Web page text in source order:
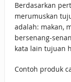
Berdasarkan
merumuskan
adalah: makan,
bersenang-
kata lain tujuan
Contoh produk